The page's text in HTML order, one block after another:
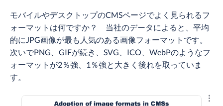
モバイルやデスクトップのCMSページでよく見られるフ
ォーマットは何ですか？ 当社のデータによると、平均
的にJPG画像が最も人気のある画像フォーマットです。
次いでPNG、GIFが続き、SVG、ICO、WebPのようなフ
ォーマットが2％強、1％強と大きく後れを取っていま
す。
結